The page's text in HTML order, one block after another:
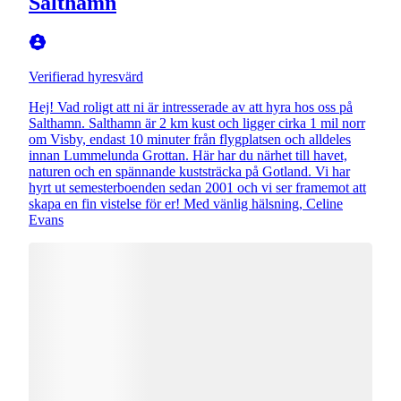
Verifierad hyresvärd
Hej! Vad roligt att ni är intresserade av att hyra hos oss på
Salthamn. Salthamn är 2 km kust och ligger cirka 1 mil norr
om Visby, endast 10 minuter från flygplatsen och alldeles
innan Lummelunda Grottan. Här har du närhet till havet,
naturen och en spännande kuststräcka på Gotland. Vi har
hyrt ut semesterboenden sedan 2001 och vi ser framemot att
skapa en fin vistelse för er! Med vänlig hälsning, Celine
Evans